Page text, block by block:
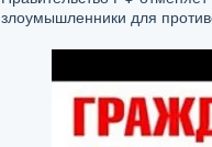
злоумышленники для